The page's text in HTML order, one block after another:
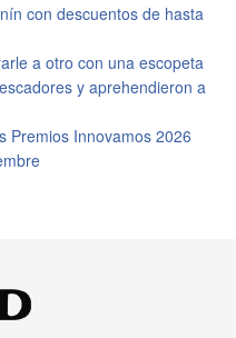
con descuentos de hasta
a otro con una escopeta
y aprehendieron a
Premios Innovamos 2026